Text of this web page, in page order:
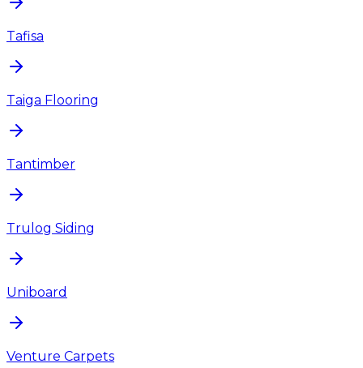
Tafisa
Taiga Flooring
Tantimber
Trulog Siding
Uniboard
Venture Carpets